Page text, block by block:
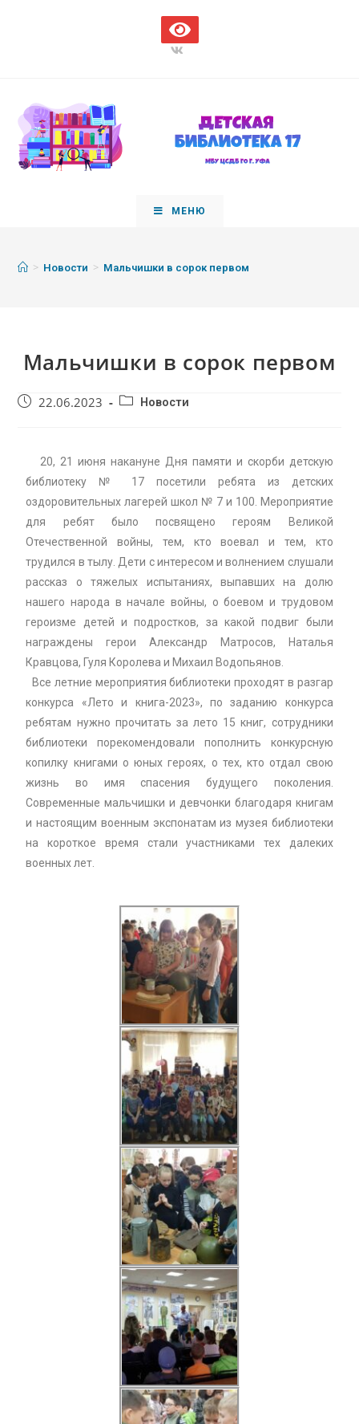
МЕНЮ
> Новости > Мальчишки в сорок первом
Мальчишки в сорок первом
22.06.2023 Новости
20, 21 июня накануне Дня памяти и скорби детскую
библиотеку № 17 посетили ребята из детских
оздоровительных лагерей школ № 7 и 100. Мероприятие
для ребят было посвящено героям Великой
Отечественной войны, тем, кто воевал и тем, кто
трудился в тылу. Дети с интересом и волнением слушали
рассказ о тяжелых испытаниях, выпавших на долю
нашего народа в начале войны, о боевом и трудовом
героизме детей и подростков, за какой подвиг были
награждены герои Александр Матросов, Наталья
Кравцова, Гуля Королева и Михаил Водопьянов.
Все летние мероприятия библиотеки проходят в разгар
конкурса «Лето и книга-2023», по заданию конкурса
ребятам нужно прочитать за лето 15 книг, сотрудники
библиотеки порекомендовали пополнить конкурсную
копилку книгами о юных героях, о тех, кто отдал свою
жизнь во имя спасения будущего поколения.
Современные мальчишки и девчонки благодаря книгам
и настоящим военным экспонатам из музея библиотеки
на короткое время стали участниками тех далеких
военных лет.